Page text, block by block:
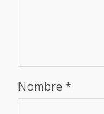
Nombre *